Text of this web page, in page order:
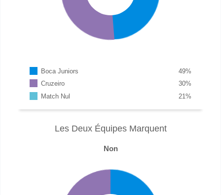
Boca Juniors %
49
Cruzeiro
%
30
Match Nul
%
21
Les Deux Équipes Marquent
Non